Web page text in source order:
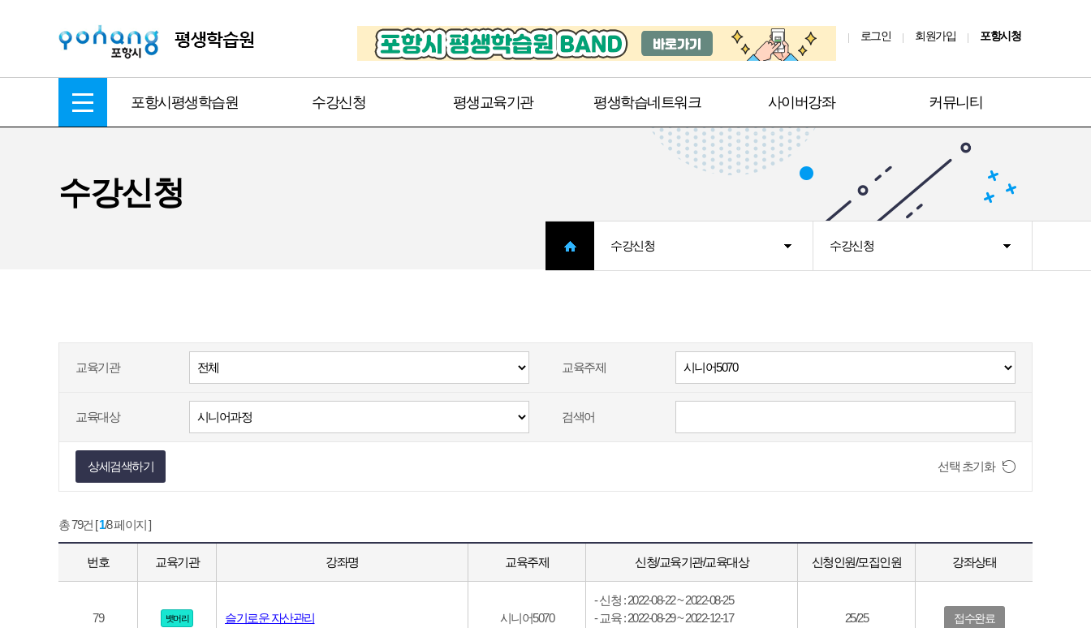
로그인 회원가입 포항시청
포항시평생학습원 수강신청 평생교육기관 평생학습네트워크 사이버강좌 커뮤니티
수강신청
수강신청 수강신청
교육기관 교육주제
교육대상 검색어
상세검색하기 선택 초기화
총 79건 [1/8 페이지 ]
번호 교육기관 강좌명 교육주제 신청/교육기관/교육대상 신청인원/모집인원 강좌상태
79 뱃머리 슬기로운 자산관리 시니어5070
- 신청 : 2022-08-22 ~ 2022-08-25
- 교육 : 2022-08-29 ~ 2022-12-17
25/25 접수완료